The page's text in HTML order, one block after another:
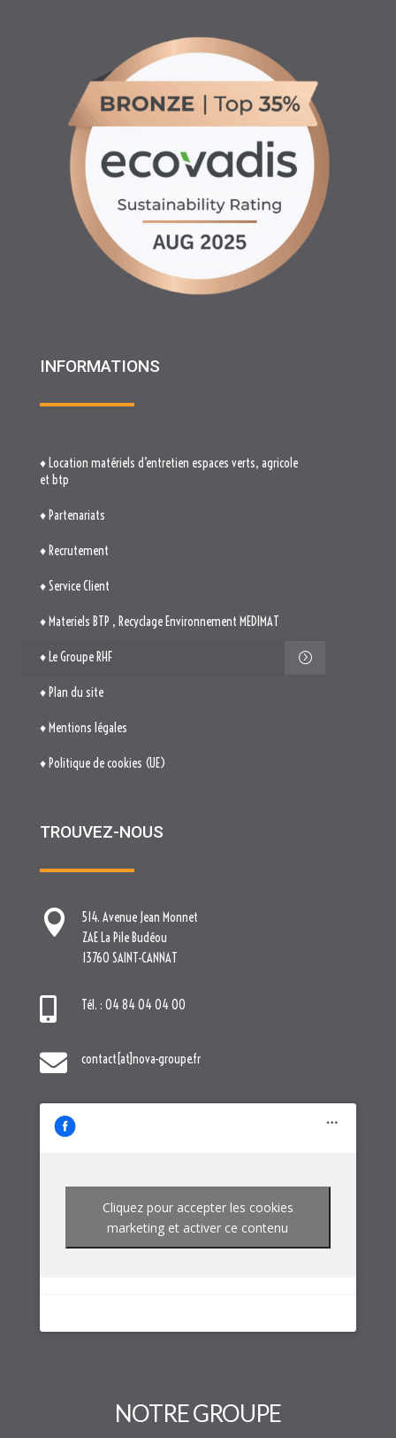
INFORMATIONS
♦ Location matériels d’entretien espaces verts, agricole
et btp
♦ Partenariats
♦ Recrutement
♦ Service Client
♦ Materiels BTP , Recyclage Environnement MEDIMAT
♦ Le Groupe RHF
♦ Plan du site
♦ Mentions légales
♦ Politique de cookies (UE)
TROUVEZ-NOUS

514. Avenue Jean Monnet
ZAE La Pile Budéou
13760 SAINT-CANNAT
 Tél. : 04 84 04 04 00
 contact[at]nova-groupe.fr
Cliquez pour accepter les cookies
marketing et activer ce contenu
NOTRE GROUPE